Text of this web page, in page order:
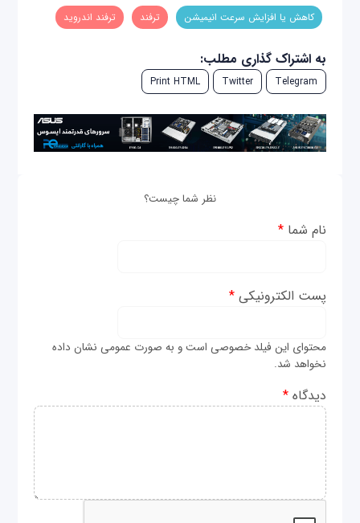
کاهش یا افزایش سرعت انیمیشن ترفند ترفند اندروید
به اشتراک گذاری مطلب:
Telegram
Twitter
Print HTML
نظر شما چیست؟
نام شما*
پست الکترونیکی*
محتوای این فیلد خصوصی است و به صورت عمومی نشان داده
نخواهد شد.
دیدگاه*